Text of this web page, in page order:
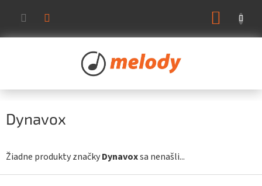
obsah
Dynavox
Žiadne produkty značkyDynavoxsa nenašli...